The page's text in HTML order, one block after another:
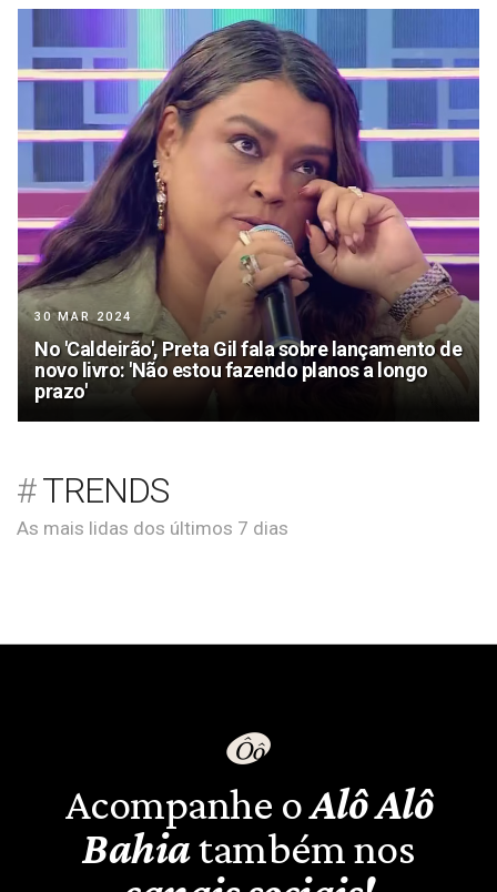
30 MAR 2024
No 'Caldeirão', Preta Gil fala sobre lançamento de
novo livro: 'Não estou fazendo planos a longo
prazo'
TRENDS
As mais lidas dos últimos 7 dias
Acompanhe oAlô Alô
Bahiatambém nos